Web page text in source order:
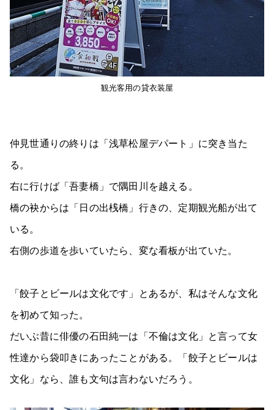
観光客用の貸衣装屋
仲見世通りの終りは「浅草松屋デパート」に突き当た
る。
右に行けば「吾妻橋」で隅田川を越える。
橋の袂からは「日の出桟橋」行きの、定期観光船が出て
いる。
右側の歩道を歩いていたら、変な看板が出ていた。
「餃子とビールは文化です」とあるが、私はそんな文化
を初めて知った。
だいぶ昔に俳優の石田純一は「不倫は文化」と言って女
性達から袋叩きにあったことがある。「餃子とビールは
文化」なら、誰も文句は言わないだろう。